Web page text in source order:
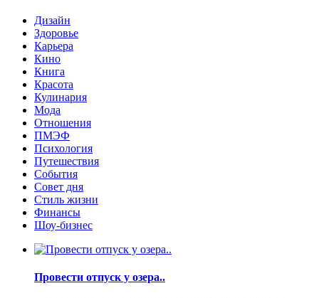
Дизайн
Здоровье
Карьера
Кино
Книга
Красота
Кулинария
Мода
Отношения
ПМЭФ
Психология
Путешествия
События
Совет дня
Стиль жизни
Финансы
Шоу-бизнес
Провести отпуск у озера..